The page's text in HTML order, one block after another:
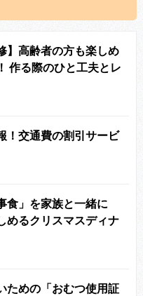
】高齢者の方も楽しめ
作る際のひと工夫とレ
！交通費の割引サービ
食」を家族と一緒に
めるクリスマスディナ
ための「おむつ使用証